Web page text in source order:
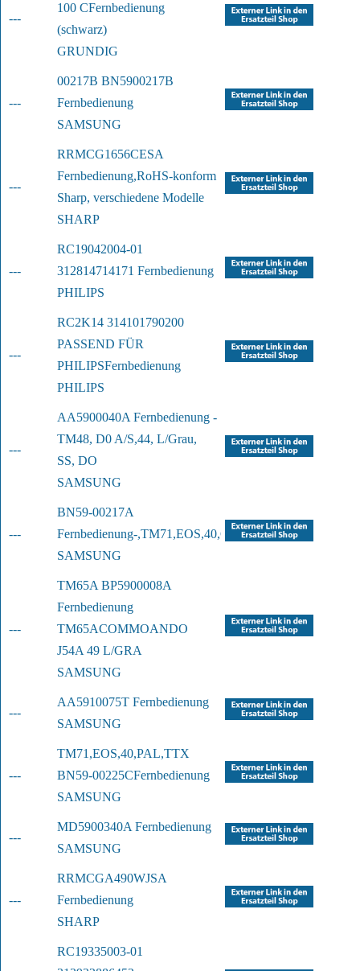
---
100 CFernbedienung
(schwarz)
GRUNDIG
---
00217B BN5900217B
Fernbedienung
SAMSUNG
---
RRMCG1656CESA
Fernbedienung,RoHS-konform
Sharp, verschiedene Modelle
SHARP
---
RC19042004-01
312814714171 Fernbedienung
PHILIPS
---
RC2K14 314101790200
PASSEND FÜR
PHILIPSFernbedienung
PHILIPS
---
AA5900040A Fernbedienung -
TM48, D0 A/S,44, L/Grau,
SS, DO
SAMSUNG
---
BN59-00217A
Fernbedienung-,TM71,EOS,40,GR20,BLUE,PAL,-,
SAMSUNG
---
TM65A BP5900008A
Fernbedienung
TM65ACOMMOANDO
J54A 49 L/GRA
SAMSUNG
---
AA5910075T Fernbedienung
SAMSUNG
---
TM71,EOS,40,PAL,TTX
BN59-00225CFernbedienung
SAMSUNG
---
MD5900340A Fernbedienung
SAMSUNG
---
RRMCGA490WJSA
Fernbedienung
SHARP
RC19335003-01